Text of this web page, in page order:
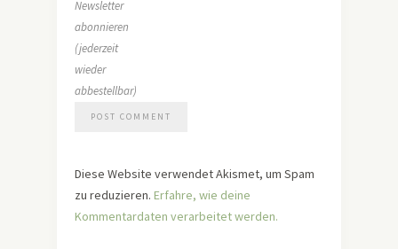
Newsletter
abonnieren
(jederzeit
wieder
abbestellbar)
Diese Website verwendet Akismet, um Spam
zu reduzieren. Erfahre, wie deine
Kommentardaten verarbeitet werden.